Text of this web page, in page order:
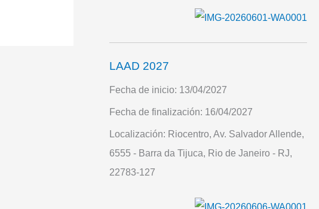
LAAD 2027
Fecha de inicio: 13/04/2027
Fecha de finalización: 16/04/2027
Localización: Riocentro, Av. Salvador Allende,
6555 - Barra da Tijuca, Rio de Janeiro - RJ,
22783-127